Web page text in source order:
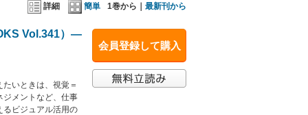
詳細 簡単 1巻から｜ 最新刊から
会員登録して購入
Vol.341）―
いときは、視覚＝
ジメントなど、仕事
るビジュアル活用の